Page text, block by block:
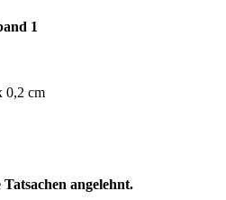
1
0,2 cm
angelehnt.